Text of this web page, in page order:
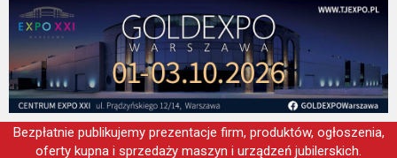
Bezpłatnie publikujemy prezentacje firm, produktów, ogłoszenia,
oferty kupna i sprzedaży maszyn i urządzeń jubilerskich.